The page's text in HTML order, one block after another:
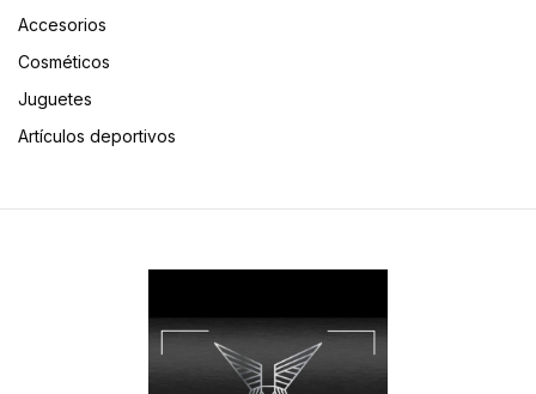
Accesorios
Cosméticos
Juguetes
Artículos deportivos